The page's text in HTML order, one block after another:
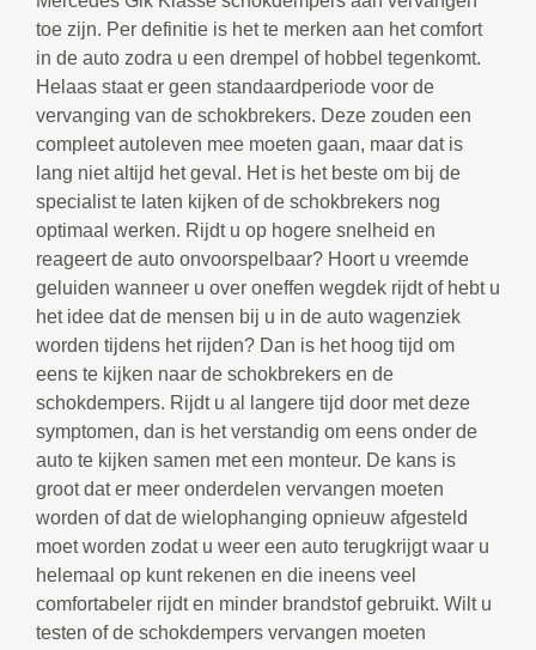
toe zijn. Per definitie is het te merken aan het comfort
in de auto zodra u een drempel of hobbel tegenkomt.
Helaas staat er geen standaardperiode voor de
vervanging van de schokbrekers. Deze zouden een
compleet autoleven mee moeten gaan, maar dat is
lang niet altijd het geval. Het is het beste om bij de
specialist te laten kijken of de schokbrekers nog
optimaal werken. Rijdt u op hogere snelheid en
reageert de auto onvoorspelbaar? Hoort u vreemde
geluiden wanneer u over oneffen wegdek rijdt of hebt u
het idee dat de mensen bij u in de auto wagenziek
worden tijdens het rijden? Dan is het hoog tijd om
eens te kijken naar de schokbrekers en de
schokdempers. Rijdt u al langere tijd door met deze
symptomen, dan is het verstandig om eens onder de
auto te kijken samen met een monteur. De kans is
groot dat er meer onderdelen vervangen moeten
worden of dat de wielophanging opnieuw afgesteld
moet worden zodat u weer een auto terugkrijgt waar u
helemaal op kunt rekenen en die ineens veel
comfortabeler rijdt en minder brandstof gebruikt. Wilt u
testen of de schokdempers vervangen moeten